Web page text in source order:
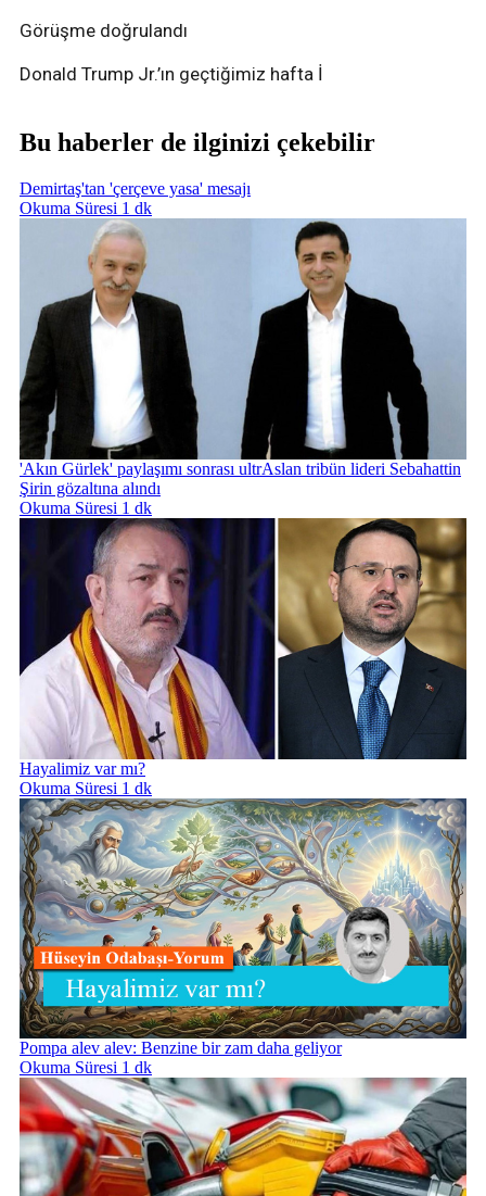
Görüşme doğrulandı
Donald Trump Jr.’ın geçtiğimiz hafta İ
Bu haberler de ilginizi çekebilir
Demirtaş'tan 'çerçeve yasa' mesajı
Okuma Süresi 1 dk
'Akın Gürlek' paylaşımı sonrası ultrAslan tribün lideri Sebahattin
Şirin gözaltına alındı
Okuma Süresi 1 dk
Hayalimiz var mı?
Okuma Süresi 1 dk
Pompa alev alev: Benzine bir zam daha geliyor
Okuma Süresi 1 dk